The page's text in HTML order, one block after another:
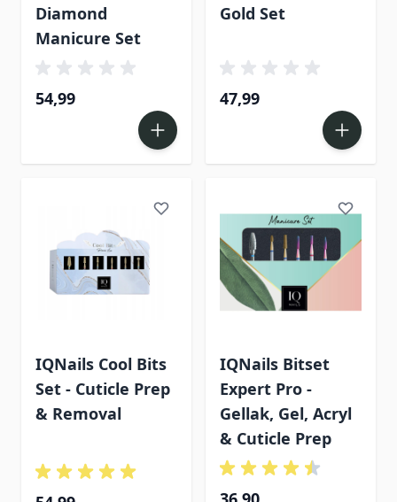
Diamond
Manicure Set
54,99
Gold Set
47,99
IQNails Cool Bits
Set - Cuticle Prep
& Removal
IQNails Bitset
Expert Pro -
Gellak, Gel, Acryl
& Cuticle Prep